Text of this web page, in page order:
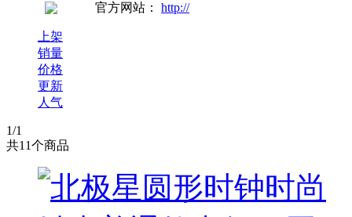
官方网站： http://
上架
销量
价格
更新
人气
1/1
共11个商品